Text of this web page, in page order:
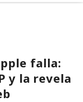
falla:
y la revela